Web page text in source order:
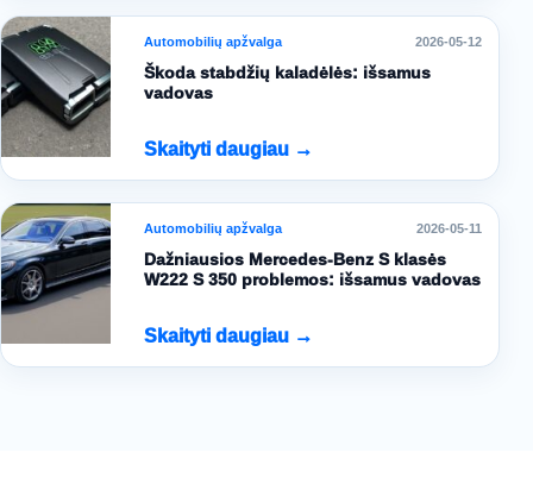
Automobilių apžvalga 2026-05-12
Škoda stabdžių kaladėlės: išsamus
vadovas
Skaityti daugiau →
Automobilių apžvalga 2026-05-11
Dažniausios Mercedes-Benz S klasės
W222 S 350 problemos: išsamus vadovas
Skaityti daugiau →